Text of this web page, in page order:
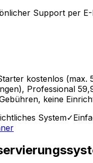
Support per
kostenlos
Professional
keine
System✓